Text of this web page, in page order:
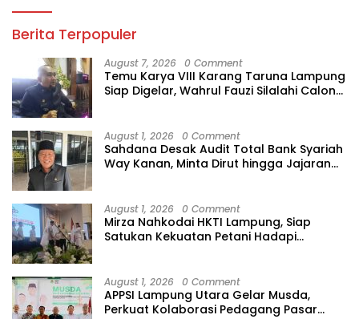
Berita Terpopuler
August 7, 2026 0 Comment
Temu Karya VIII Karang Taruna Lampung
Siap Digelar, Wahrul Fauzi Silalahi Calon
August 1, 2026 0 Comment
Sahdana Desak Audit Total Bank Syariah
Way Kanan, Minta Dirut hingga Jajaran
August 1, 2026 0 Comment
Mirza Nahkodai HKTI Lampung, Siap
Satukan Kekuatan Petani Hadapi
August 1, 2026 0 Comment
APPSI Lampung Utara Gelar Musda,
Perkuat Kolaborasi Pedagang Pasar